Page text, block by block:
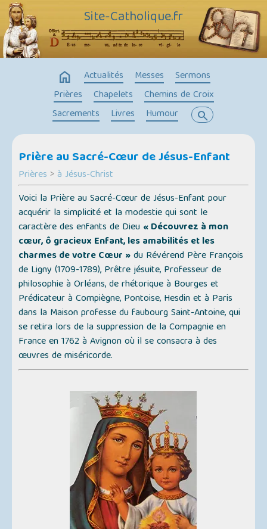
Site-Catholique.fr
home Actualités Messes
Sermons
Prières
Chapelets
Chemins de Croix
Sacrements
Livres Humour search
Prière au Sacré-Cœur de Jésus-Enfant
Prières > à Jésus-Christ
Voici la Prière au Sacré-Cœur de Jésus-Enfant pour
acquérir la simplicité et la modestie qui sont le
caractère des enfants de Dieu « Découvrez à mon
cœur, ô gracieux Enfant, les amabilités et les
charmes de votre Cœur »du Révérend Père François
de Ligny (1709-1789), Prêtre jésuite, Professeur de
philosophie à Orléans, de rhétorique à Bourges et
Prédicateur à Compiègne, Pontoise, Hesdin et à Paris
dans la Maison professe du faubourg Saint-Antoine, qui
se retira lors de la suppression de la Compagnie en
France en 1762 à Avignon où il se consacra à des
œuvres de miséricorde.